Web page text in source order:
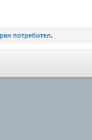
потребител.